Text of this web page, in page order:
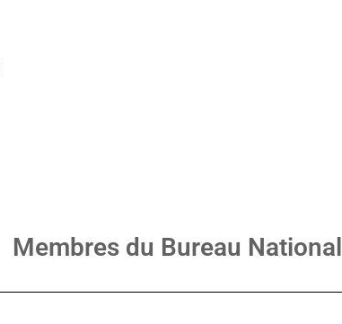
Membres du Bureau National